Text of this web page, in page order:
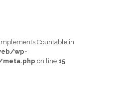
Countable in
wp-
on line 15